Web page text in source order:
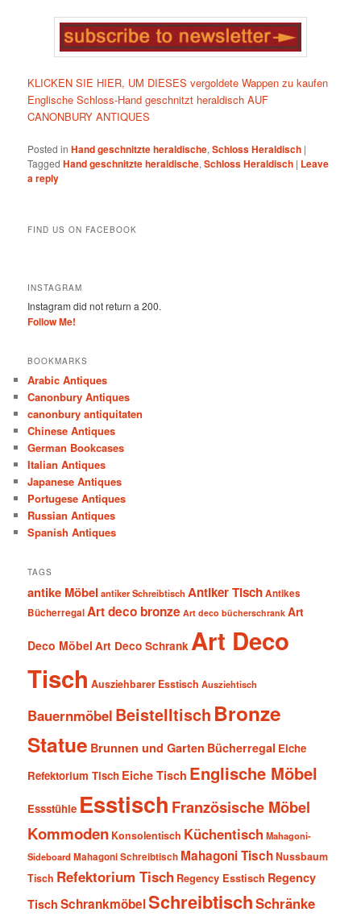
KLICKEN SIE HIER, UM DIESES vergoldete Wappen zu kaufen
Englische Schloss-Hand geschnitzt heraldisch AUF
CANONBURY ANTIQUES
Posted in Hand geschnitzte heraldische,Schloss Heraldisch |
Tagged Hand geschnitzte heraldische,Schloss Heraldisch | Leave
a reply
FIND US ON FACEBOOK
INSTAGRAM
Instagram did not return a 200.
Follow Me!
BOOKMARKS
Arabic Antiques
Canonbury Antiques
canonbury antiquitaten
Chinese Antiques
German Bookcases
Italian Antiques
Japanese Antiques
Portugese Antiques
Russian Antiques
Spanish Antiques
TAGS
antike Möbel antiker Schreibtisch Antiker TischAntikes
BücherregalArt deco bronze Art deco bücherschrank Art
Deco Möbel Art Deco Schrank Art Deco
Tisch Ausziehbarer Esstisch Ausziehtisch
Bauernmöbel Beistelltisch Bronze
Statue Brunnen und Garten Bücherregal Eiche
Refektorium Tisch Eiche Tisch Englische Möbel
Essstühle Esstisch Französische Möbel
Kommoden Konsolentisch Küchentisch Mahagoni-
SideboardMahagoni Schreibtisch Mahagoni TischNussbaum
Tisch Refektorium Tisch Regency Esstisch Regency
Tisch SchrankmöbelSchreibtischSchränke